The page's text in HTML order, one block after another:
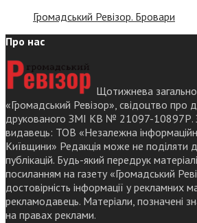
Громадський Ревізор. Бровари
Про нас
Щотижнева
«Громадський Ревізор», свідоцтво про
друкованого ЗМІ КВ № 21097-10897Р.
видавець: ТОВ «Незалежна
Київщини» Редакція може не поділяти
публікацій. Будь-який передрук
посиланням на газету «Громадський
достовірність інформації у рекламних
рекламодавець. Матеріали, позначені
на правах реклами.